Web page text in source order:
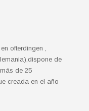
ofterdingen ,
de
de 25
creada en el año